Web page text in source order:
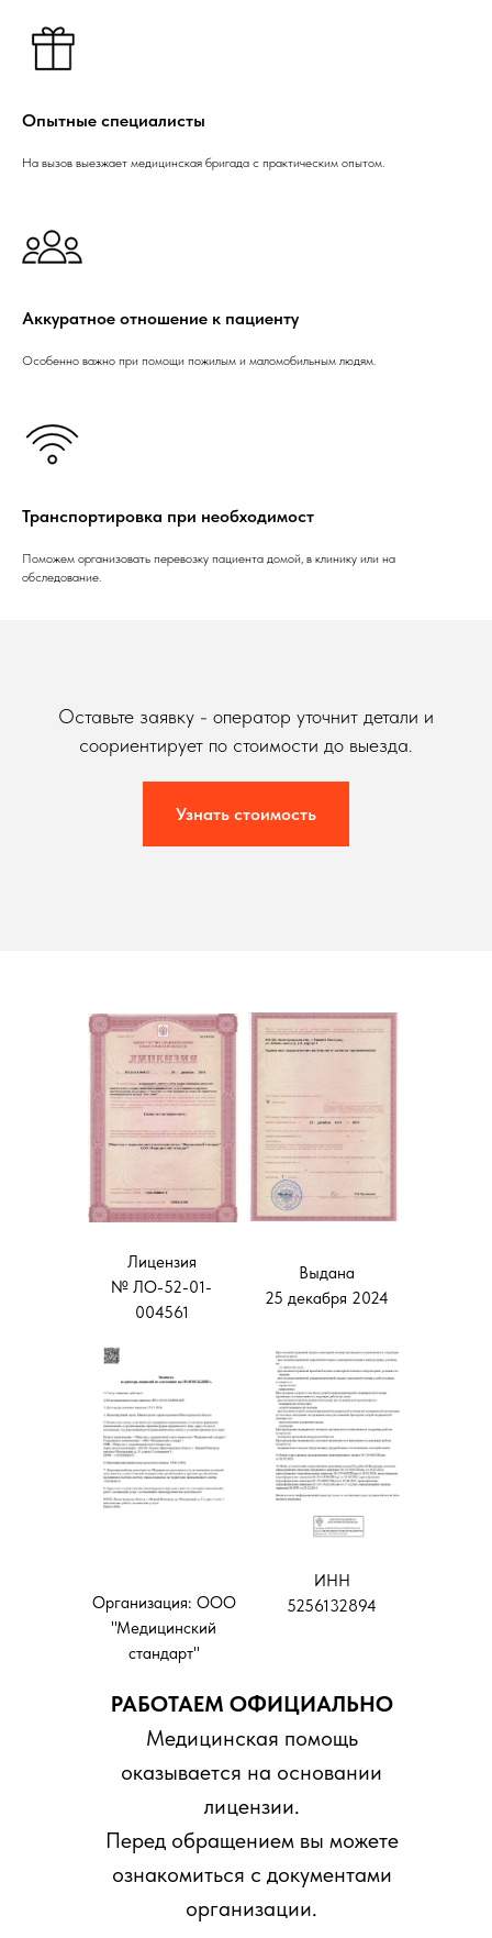
Опытные специалисты
На вызов выезжает медицинская бригада с практическим опытом.
Аккуратное отношение к пациенту
Особенно важно при помощи пожилым и маломобильным людям.
Транспортировка при необходимост
Поможем организовать перевозку пациента домой, в клинику или на
обследование.
Оставьте заявку - оператор уточнит детали и
соориентирует по стоимости до выезда.
Узнать стоимость
Лицензия
№ ЛО-52-01-
004561
Выдана
25 декабря 2024
Организация: ООО
"Медицинский
стандарт"
ИНН
5256132894
РАБОТАЕМ ОФИЦИАЛЬНО
Медицинская помощь
оказывается на основании
лицензии.
Перед обращением вы можете
ознакомиться с документами
организации.